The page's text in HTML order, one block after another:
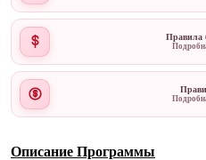
Правила
Описание Программы